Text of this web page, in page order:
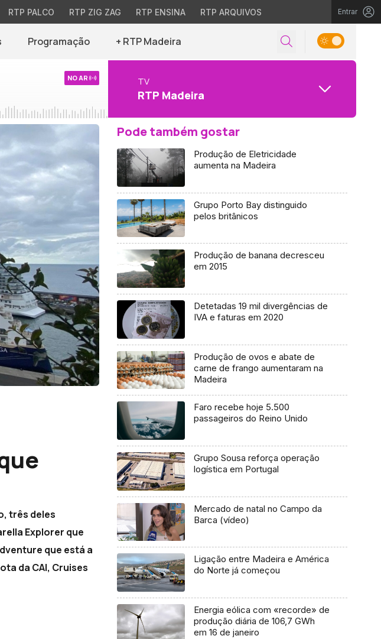
RTP PALCO RTP ZIG ZAG RTP ENSINA RTP ARQUIVOS Entrar
Programação + RTP Madeira
NO AR TV
RTP Madeira
três deles
Explorer que
que está a
da CAI, Cruises
Pode também gostar
Produção de Eletricidade
aumenta na Madeira
Grupo Porto Bay distinguido
pelos britânicos
Produção de banana decresceu
em 2015
Detetadas 19 mil divergências de
IVA e faturas em 2020
Produção de ovos e abate de
carne de frango aumentaram na
Madeira
Faro recebe hoje 5.500
passageiros do Reino Unido
Grupo Sousa reforça operação
logística em Portugal
Mercado de natal no Campo da
Barca (vídeo)
Ligação entre Madeira e América
do Norte já começou
Energia eólica com «recorde» de
produção diária de 106,7 GWh
em 16 de janeiro